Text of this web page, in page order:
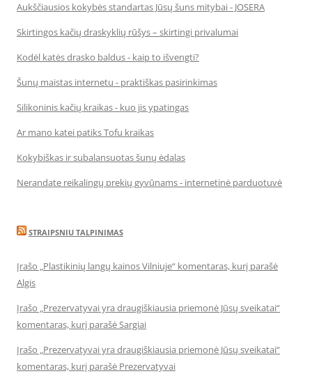
Aukščiausios kokybės standartas Jūsų šuns mitybai - JOSERA
Skirtingos kačių draskyklių rūšys – skirtingi privalumai
Kodėl katės drasko baldus - kaip to išvengti?
Šunų maistas internetu - praktiškas pasirinkimas
Silikoninis kačių kraikas - kuo jis ypatingas
Ar mano katei patiks Tofu kraikas
Kokybiškas ir subalansuotas šunų ėdalas
Nerandate reikalingų prekių gyvūnams - internetinė parduotuvė
STRAIPSNIU TALPINIMAS
Įrašo „Plastikinių langų kainos Vilniuje“ komentaras, kurį parašė
Algis
Įrašo „Prezervatyvai yra draugiškiausia priemonė Jūsų sveikatai“
komentaras, kurį parašė Sargiai
Įrašo „Prezervatyvai yra draugiškiausia priemonė Jūsų sveikatai“
komentaras, kurį parašė Prezervatyvai